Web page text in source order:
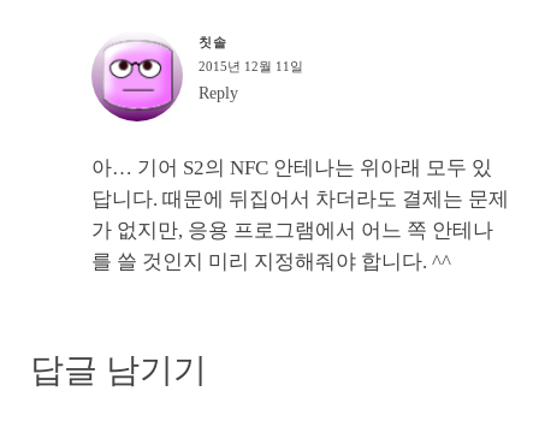
칫솔
2015년 12월 11일
Reply
아… 기어 S2의 NFC 안테나는 위아래 모두 있
답니다. 때문에 뒤집어서 차더라도 결제는 문제
가 없지만, 응용 프로그램에서 어느 쪽 안테나
를 쓸 것인지 미리 지정해줘야 합니다. ^^
답글 남기기